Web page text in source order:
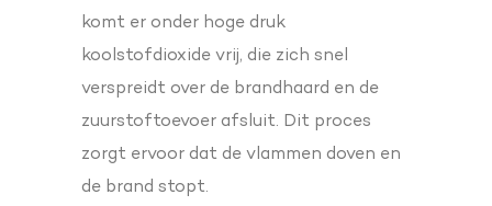
komt er onder hoge druk
koolstofdioxide vrij, die zich snel
verspreidt over de brandhaard en de
zuurstoftoevoer afsluit. Dit proces
zorgt ervoor dat de vlammen doven en
de brand stopt.